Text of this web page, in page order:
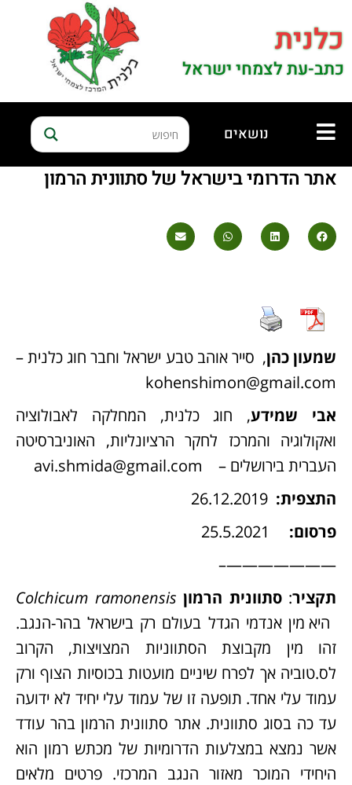
כלנית
כתב-עת לצמחי ישראל
נושאים
אתר הדרומי בישראל של סתוונית הרמון
שמעון כהן, סייר אוהב טבע ישראל וחבר חוג כלנית –
kohenshimon@gmail.com
אבי שמידע, חוג כלנית, המחלקה לאבולוציה
ואקולוגיה והמרכז לחקר הרציונליות, האוניברסיטה
העברית בירושלים – avi.shmida@gmail.com
התצפית:
פרסום:
———————–
תקציר:סתוונית הרמון Colchicum ramonensis
היא מין אנדמי הגדל בעולם רק בישראל בהר-הנגב.
זהו מין מקבוצת הסתווניות המצויצות, הקרוב
לס.טוביה אך לפרח שיניים מועטות בכוסיות הצוף ורק
עמוד עלי אחד. תופעה זו של עמוד עלי יחיד לא ידועה
עד כה בסוג סתוונית. אתר סתוונית הרמון בהר עודד
אשר נמצא במצלעות הדרומיות של מכתש רמון הוא
היחידי המוכר מאזור הנגב המרכזי. פרטים מלאים